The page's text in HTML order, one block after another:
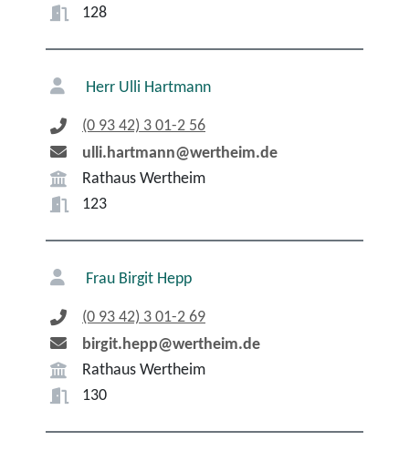
128
Herr Ulli Hartmann
(0 93 42) 3 01-2 56
ulli.hartmann@wertheim.de
Rathaus Wertheim
123
Frau Birgit Hepp
(0 93 42) 3 01-2 69
birgit.hepp@wertheim.de
Rathaus Wertheim
130